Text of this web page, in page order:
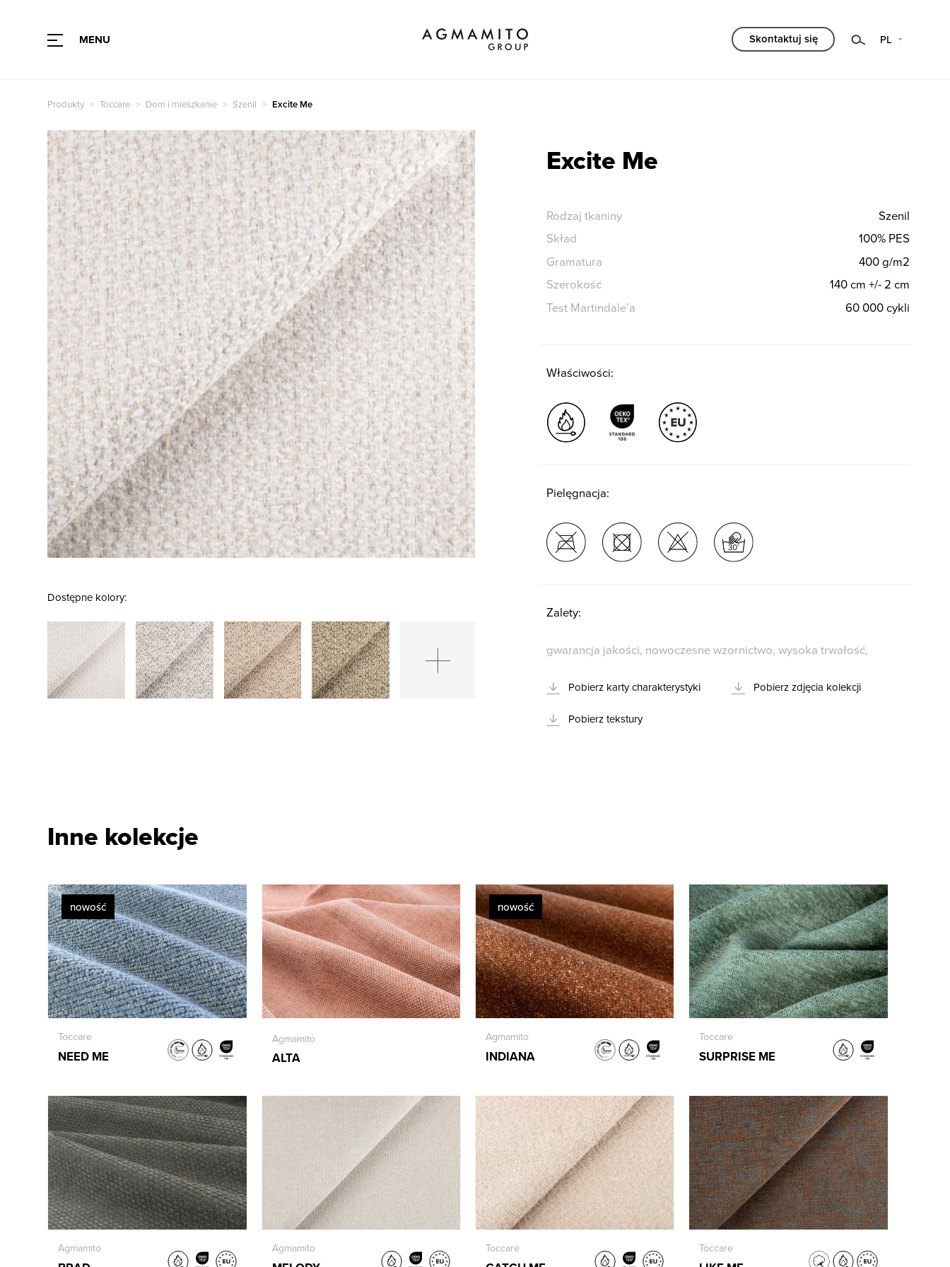
MENU Skontaktuj się PL
Wszystkie Wybierz
Produkty Toccare Dom i mieszkanie Szenil Excite Me
Dostępne kolory:
Excite Me
Rodzaj tkaniny
Szenil
Skład
100% PES
Gramatura
400 g/m2
Szerokość
140 cm +/- 2 cm
Test Martindale’a
60 000 cykli
Właściwości:
Pielęgnacja:
Zalety:
gwarancja jakości, nowoczesne wzornictwo, wysoka trwałość,
Pobierz karty charakterystyki Pobierz zdjęcia kolekcji
Pobierz tekstury
Inne kolekcje
nowość
Toccare
NEED ME
Agmamito
ALTA
nowość
Agmamito
INDIANA
Toccare
SURPRISE ME
Agmamito Agmamito Toccare Toccare